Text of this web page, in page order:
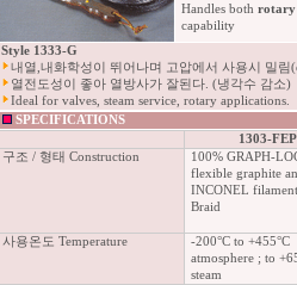
Handles both rotary
capability
Style 1333-G
내열,내화학성이 뛰어나며 고압에서 사용시 밀림
열전도성이 좋아 열방사가 잘된다. (냉각수 감소)
Ideal for valves, steam service, rotary applications.
SPECIFICATIONS
1303-
구조 / 형태 Construction
100% GRAPH-
flexible graphite
INCONEL
Braid
사용온도 Temperature
-200°C to +455°C
atmosphere ; to
steam